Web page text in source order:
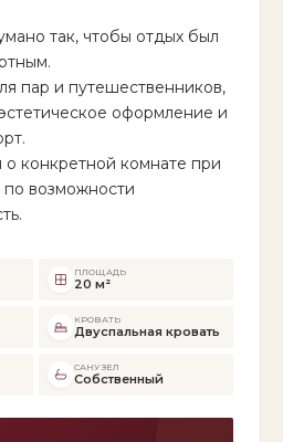
так, чтобы отдых был
пар и путешественников,
оформление и
о конкретной комнате при
возможности
ПЛОЩАДЬ
20 м²
КРОВАТЬ
Двуспальная кровать
САНУЗЕЛ
Собственный